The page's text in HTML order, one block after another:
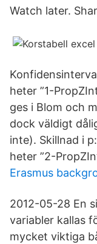
Watch later.
heter ”1-
ges i Blom och
dock väldigt
inte). Skillnad i
heter ”2-
Erasmus
2012-05-28 En
variabler kallas
mycket viktiga